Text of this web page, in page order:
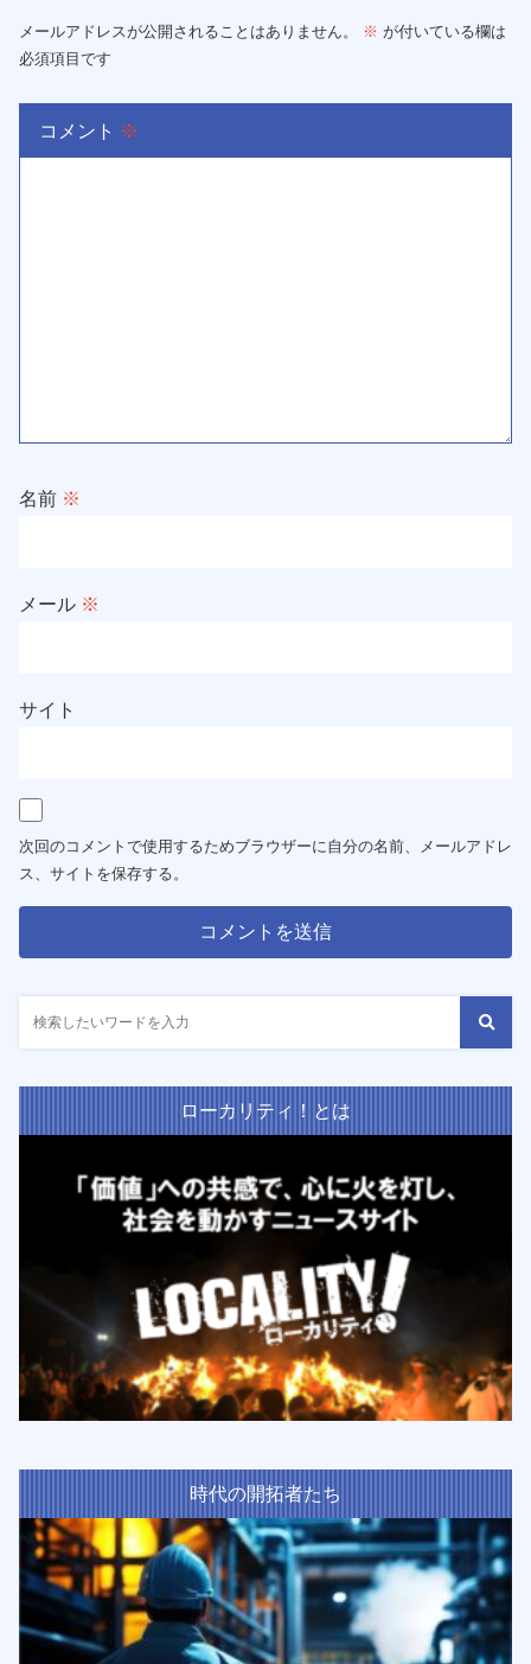
メールアドレスが公開されることはありません。 ※ が付いている欄は
必須項目です
コメント ※
名前 ※
メール ※
サイト
次回のコメントで使用するためブラウザーに自分の名前、メールアドレ
ス、サイトを保存する。
ローカリティ！とは
時代の開拓者たち